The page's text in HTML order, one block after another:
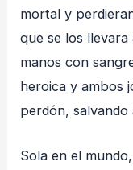
mortal y
que se los
manos con
heroica y ambos
perdón, salvando
Sola en el